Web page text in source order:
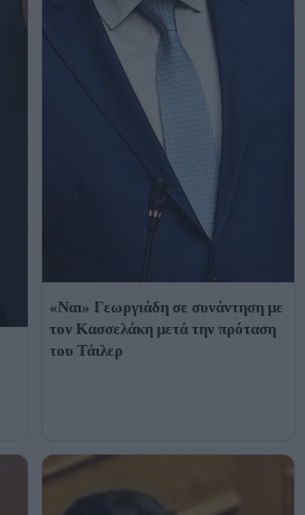
«Ναι» Γεωργιάδη σε συνάντηση με
τον Κασσελάκη μετά την πρόταση
του Τάιλερ